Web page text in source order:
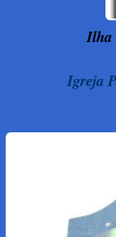
Ilha
Igreja